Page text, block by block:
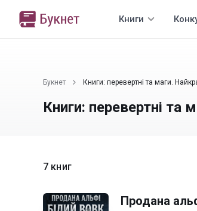
Книги
Букнет Книги: перевертні та маги.
Книги: перевертні та
7 книг
Продана